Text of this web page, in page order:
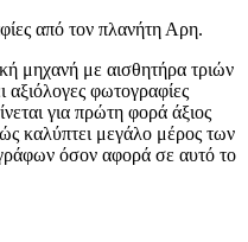
από τον πλανήτη Αρη.
μηχανή με αισθητήρα τριών
αξιόλογες φωτογραφίες
για πρώτη φορά άξιος
καλύπτει μεγάλο μέρος των
όσον αφορά σε αυτό το